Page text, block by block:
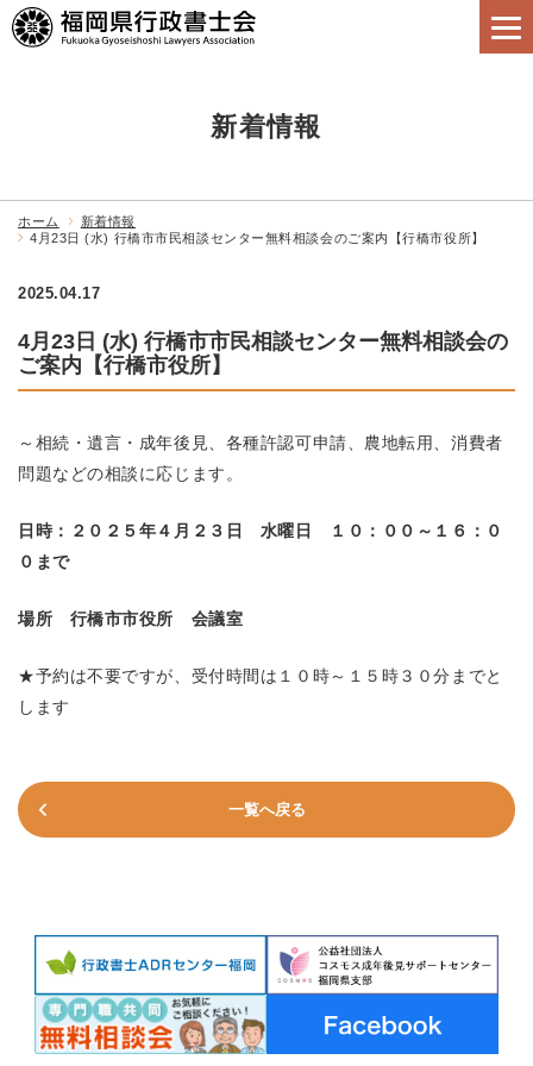
新着情報
ホーム
新着情報
4月23日 (水) 行橋市市民相談センター無料相談会のご案内【行橋市役所】
2025.04.17
4月23日 (水) 行橋市市民相談センター無料相談会の
ご案内【行橋市役所】
～相続・遺言・成年後見、各種許認可申請、農地転用、消費者
問題などの相談に応じます。
日時：２０２５年４月２３日 水曜日 １０：００～１６：０
０まで
場所 行橋市市役所 会議室
★予約は不要ですが、受付時間は１０時～１５時３０分までと
します
一覧へ戻る